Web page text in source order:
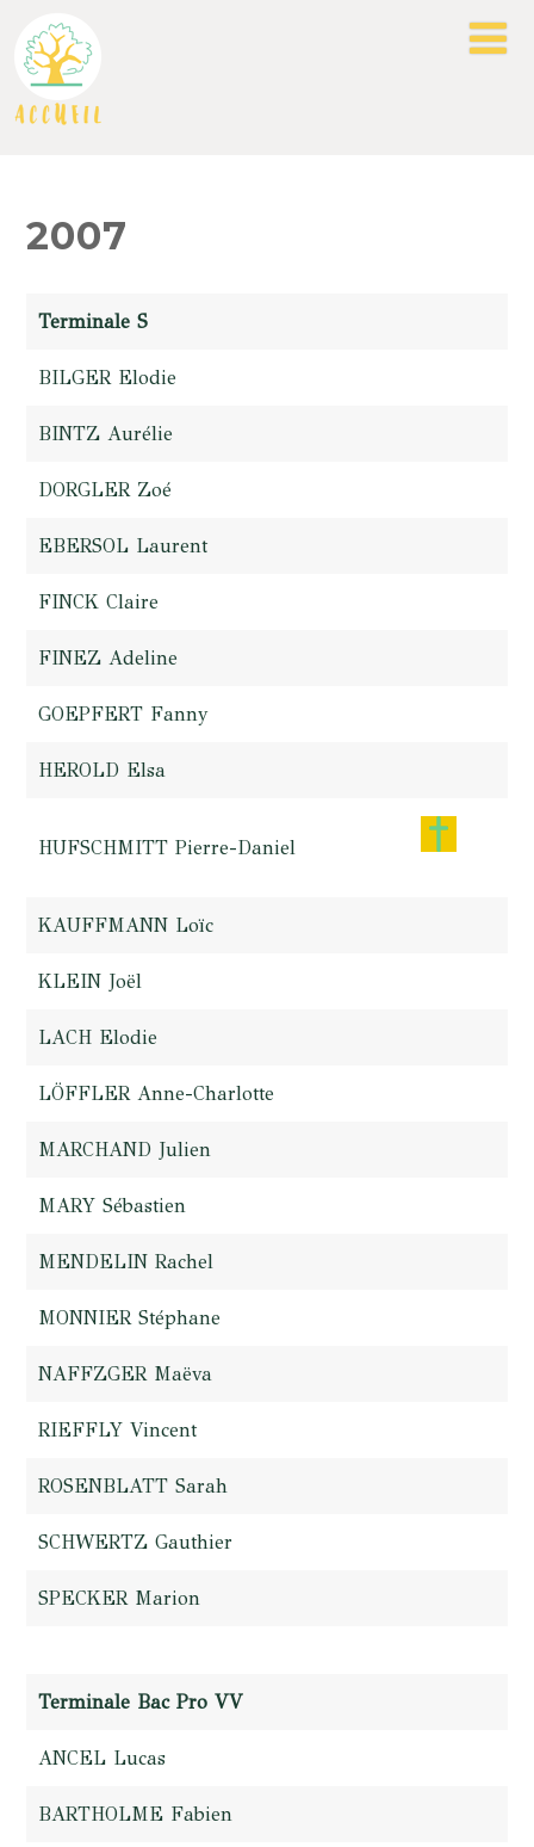
2007
Terminale S
BILGER Elodie
BINTZ Aurélie
DORGLER Zoé
EBERSOL Laurent
FINCK Claire
FINEZ Adeline
GOEPFERT Fanny
HEROLD Elsa
HUFSCHMITT Pierre-Daniel
KAUFFMANN Loïc
KLEIN Joël
LACH Elodie
LÖFFLER Anne-Charlotte
MARCHAND Julien
MARY Sébastien
MENDELIN Rachel
MONNIER Stéphane
NAFFZGER Maëva
RIEFFLY Vincent
ROSENBLATT Sarah
SCHWERTZ Gauthier
SPECKER Marion
Terminale Bac Pro VV
ANCEL Lucas
BARTHOLME Fabien